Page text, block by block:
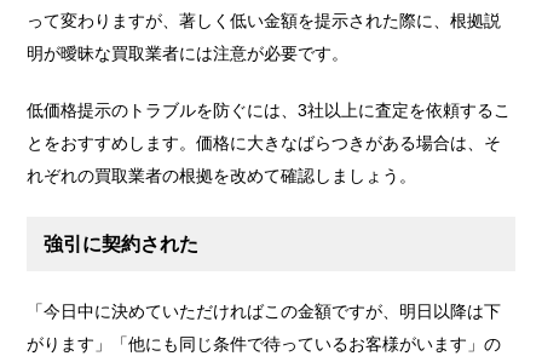
って変わりますが、著しく低い金額を提示された際に、根拠説
明が曖昧な買取業者には注意が必要です。
低価格提示のトラブルを防ぐには、3社以上に査定を依頼するこ
とをおすすめします。価格に大きなばらつきがある場合は、そ
れぞれの買取業者の根拠を改めて確認しましょう。
強引に契約された
「今日中に決めていただければこの金額ですが、明日以降は下
がります」「他にも同じ条件で待っているお客様がいます」の